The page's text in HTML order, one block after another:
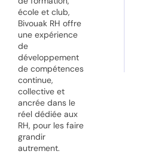
école et club,
Bivouak RH offre
une expérience
de
développement
de compétences
continue,
collective et
ancrée dans le
réel dédiée aux
RH, pour les faire
grandir
autrement.